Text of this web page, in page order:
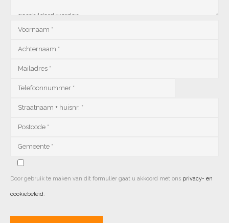
Door gebruik te maken van dit formulier gaat u akkoord met ons privacy- en
cookiebeleid.